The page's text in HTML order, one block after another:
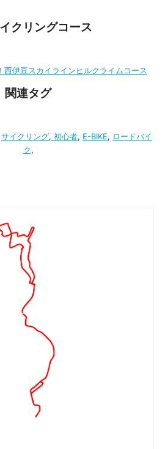
クリングコース
西伊豆スカイラインヒルクライムコース
関連タグ
サイクリング, 初心者, E-BIKE, ロードバイ
ク,